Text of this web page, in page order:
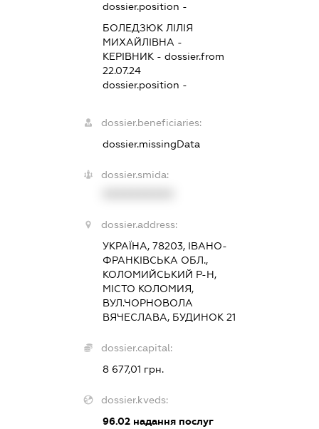
dossier.position -
БОЛЕДЗЮК ЛІЛІЯ
МИХАЙЛІВНА -
КЕРІВНИК - dossier.from
22.07.24
dossier.position -
dossier.beneficiaries:
dossier.missingData
dossier.smida:
dossier.address:
УКРАЇНА, 78203, ІВАНО-
ФРАНКІВСЬКА ОБЛ.,
КОЛОМИЙСЬКИЙ Р-Н,
МІСТО КОЛОМИЯ,
ВУЛ.ЧОРНОВОЛА
ВЯЧЕСЛАВА, БУДИНОК 21
dossier.capital:
8 677,01 грн.
dossier.kveds:
96.02 надання послуг